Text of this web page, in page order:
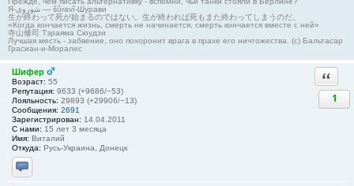
Я-شوروی — šûravî-Шурави
生が終わって死が始まるのではない。生が終われば死もまた終わってしまうのだ。
«Когда кончается жизнь, смерть не начинается, смерть кончается вместе с ней»
寺山修司 Тэраяма Сюудзи
Лучшая месть - забвение, оно похоронит врага в прахе его ничтожества. (с) Бальтасар
Грасиан-и-Моралес
Шифер
Возраст: 55
Репутация: 9633 (+9686/−53)
Лояльность: 29893 (+29906/−13)
Сообщения: 2691
Зарегистрирован: 14.04.2011
С нами: 15 лет 3 месяца
Имя: Виталий
Откуда: Русь-Украина, Донецк
Отправить личное сообщение
1